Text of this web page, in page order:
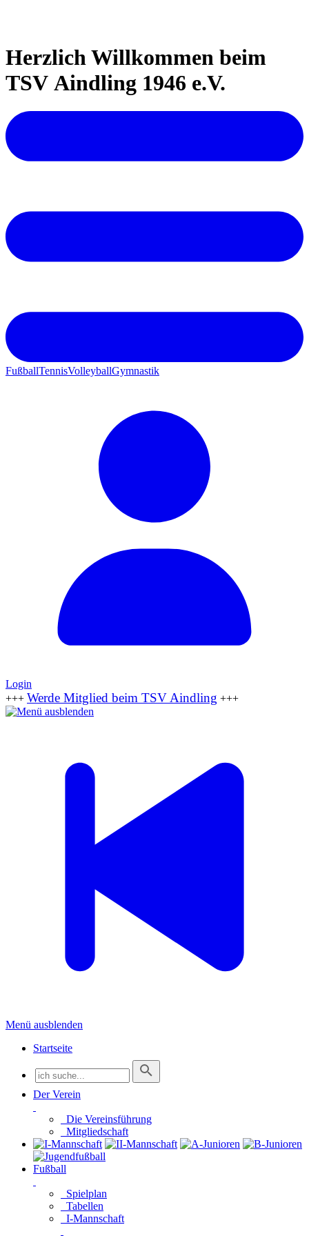
Herzlich Willkommen beim
TSV Aindling 1946 e.V.
FußballTennisVolleyballGymnastik
Login
+++ Werde Mitglied beim TSV Aindling +++
Menü ausblenden
Startseite
Der Verein
Die Vereinsführung
Mitgliedschaft
Fußball
Spielplan
Tabellen
I-Mannschaft